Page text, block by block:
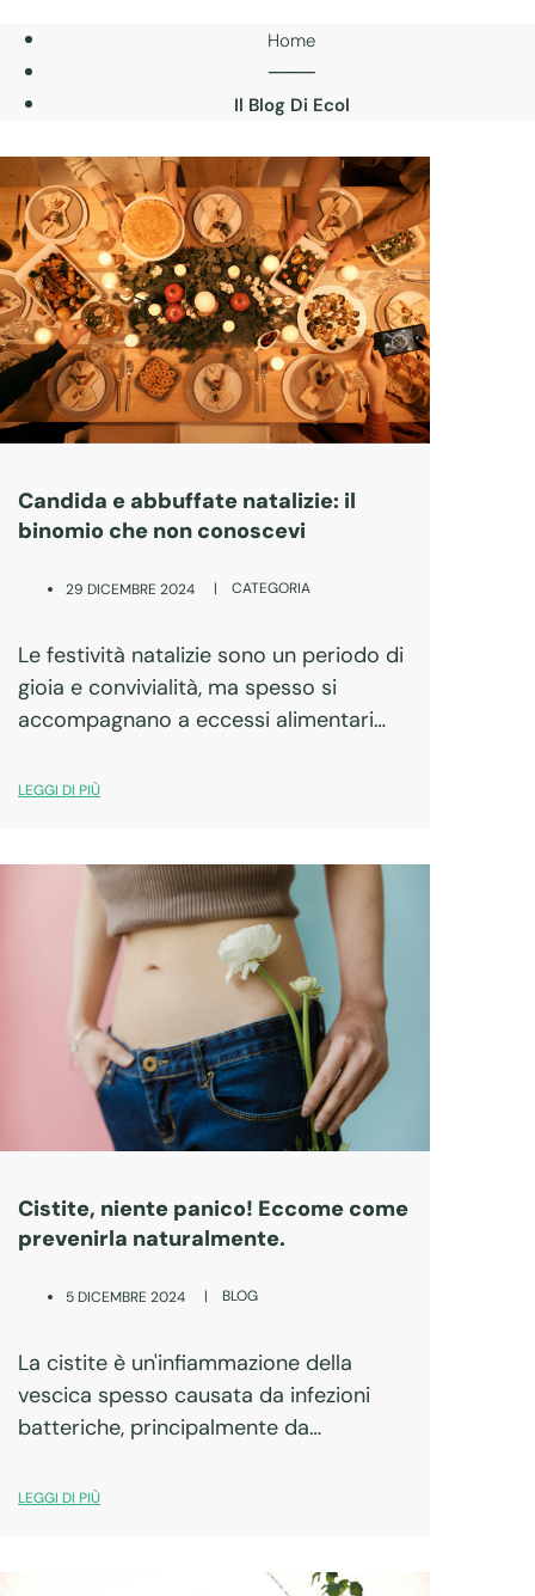
Home
───
Il Blog Di Ecol
Candida e abbuffate natalizie: il
binomio che non conoscevi
29 DICEMBRE 2024 | CATEGORIA
Le festività natalizie sono un periodo di
gioia e convivialità, ma spesso si
accompagnano a eccessi alimentari
salute. Tra i disturbi che possono
LEGGI DI PIÙ
Cistite, niente panico! Eccome come
prevenirla naturalmente.
5 DICEMBRE 2024 | BLOG
La cistite è un'infiammazione della
vescica spesso causata da infezioni
batteriche, principalmente da
comune, soprattutto nelle donne, a
LEGGI DI PIÙ